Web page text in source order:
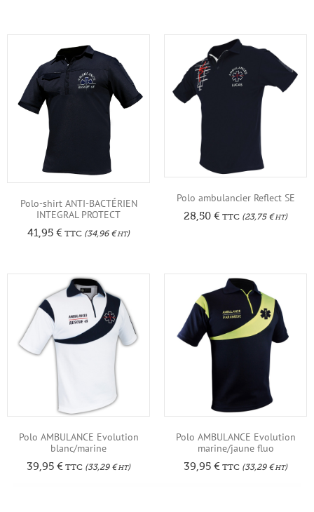
Polo-shirt ANTI-BACTÉRIEN
INTEGRAL PROTECT
41,95 € TTC (34,96 €HT)
Polo ambulancier Reflect SE
28,50 € TTC (23,75 €HT)
Polo AMBULANCE Evolution
blanc/marine
39,95 € TTC (33,29 €HT)
Polo AMBULANCE Evolution
marine/jaune fluo
39,95 € TTC (33,29 €HT)